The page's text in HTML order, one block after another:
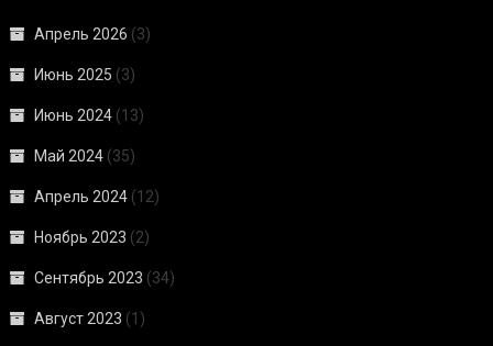
Апрель 2026 (3)
Июнь 2025 (3)
Июнь 2024 (13)
Май 2024 (35)
Апрель 2024 (12)
Ноябрь 2023 (2)
Сентябрь 2023 (34)
Август 2023 (1)